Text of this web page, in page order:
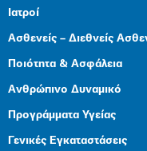
Ιατροί
Ασθενείς – Διεθνείς
Ποιότητα & Ασφάλεια
Ανθρώπινο Δυναμικό
Προγράμματα Υγείας
Γενικές Εγκαταστάσεις